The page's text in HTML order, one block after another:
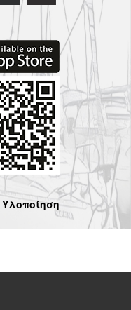
Υλοποίηση